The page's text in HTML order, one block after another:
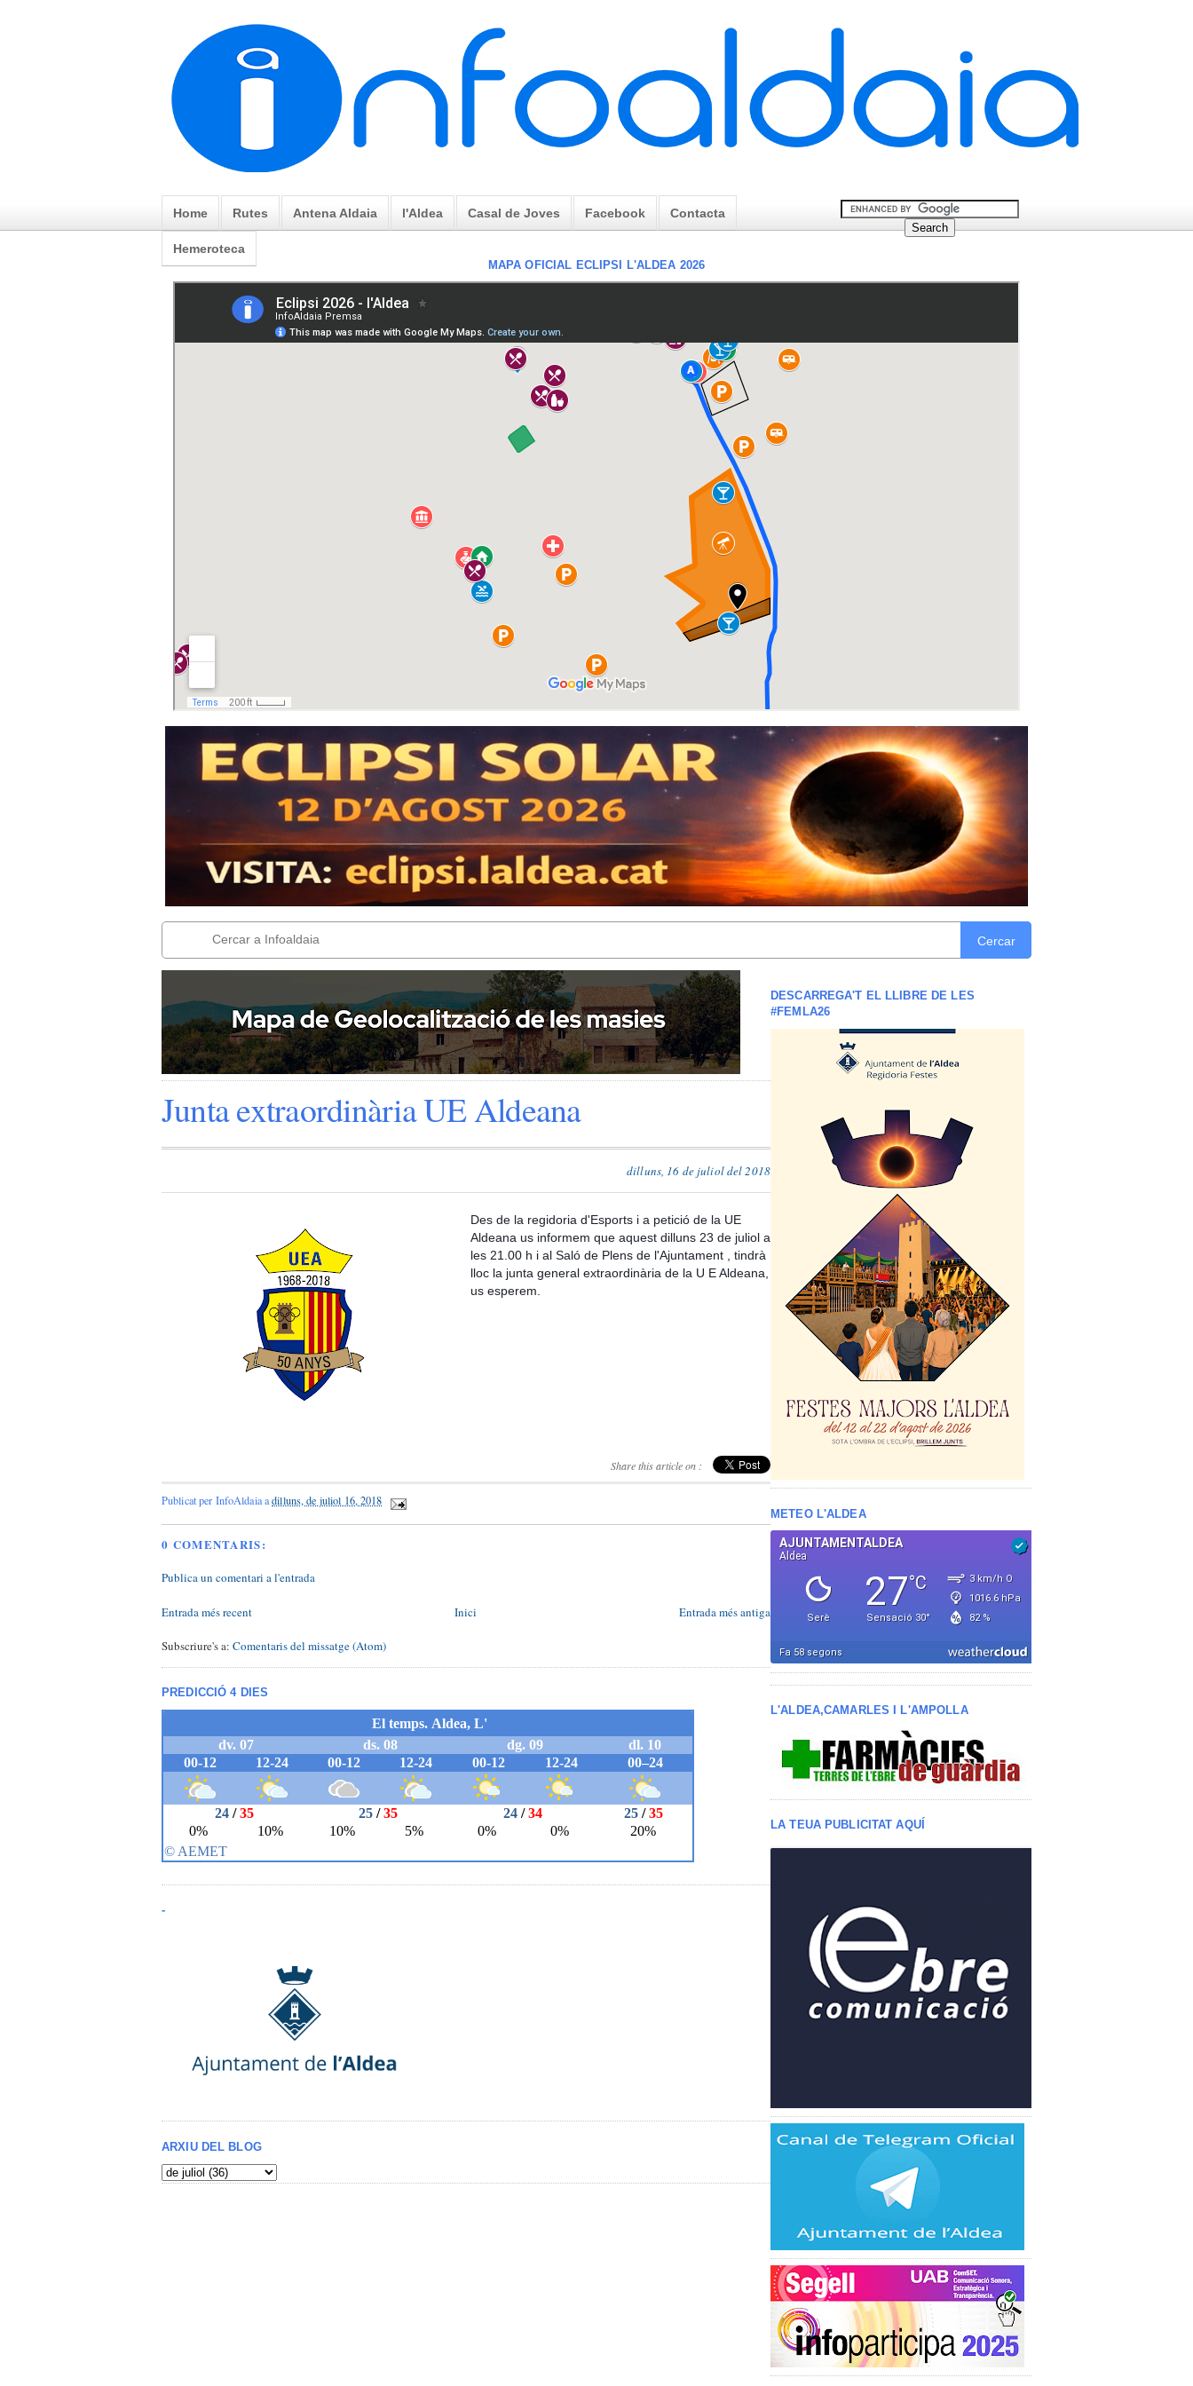
Home Rutes Antena Aldaia l'Aldea Casal de Joves Facebook Contacta
Hemeroteca
MAPA OFICIAL ECLIPSI L'ALDEA 2026
Cercar
Junta extraordinària UE Aldeana
dilluns, 16 de juliol del 2018
Des de la regidoria d'Esports i a petició de la UE
Aldeana us informem que aquest dilluns 23 de juliol a
les 21.00 h i al Saló de Plens de l'Ajuntament , tindrà
lloc la junta general extraordinària de la U E Aldeana,
us esperem.
Share this article on :
Publicat per InfoAldaiaadilluns, de juliol 16, 2018
0 COMENTARIS:
Publica un comentari a l'entrada
Entrada més recent Entrada més antiga
Inici
Subscriure's a: Comentaris del missatge (Atom)
PREDICCIÓ 4 DIES
-
ARXIU DEL BLOG
DESCARREGA'T EL LLIBRE DE LES
#FEMLA26
METEO L'ALDEA
L'ALDEA,CAMARLES I L'AMPOLLA
LA TEUA PUBLICITAT AQUÍ